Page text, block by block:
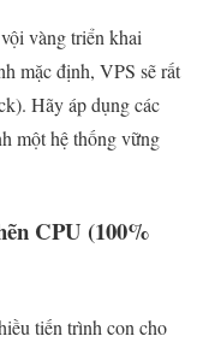
vàng triển khai
mặc định, VPS sẽ rất
Hãy áp dụng các
một hệ thống vững
CPU (100%
tiến trình con cho